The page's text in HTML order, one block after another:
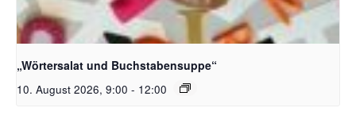
Bildquelle_ Pixabay Free_Christoph Meinersmann
„Wörtersalat und Buchstabensuppe“
10. August 2026, 9:00 - 12:00